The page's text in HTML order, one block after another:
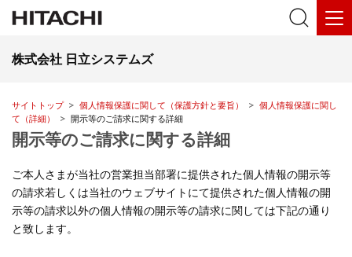
株式会社 日立システムズ
サイトトップ 個人情報保護に関して（保護方針と要旨）
個人情報保護に関し
て（詳細）
開示等のご請求に関する詳細
開示等のご請求に関する詳細
ご本人さまが当社の営業担当部署に提供された個人情報の開示等
の請求若しくは当社のウェブサイトにて提供された個人情報の開
示等の請求以外の個人情報の開示等の請求に関しては下記の通り
と致します。